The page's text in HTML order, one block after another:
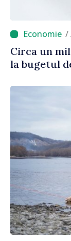
Circa un
la bugetul